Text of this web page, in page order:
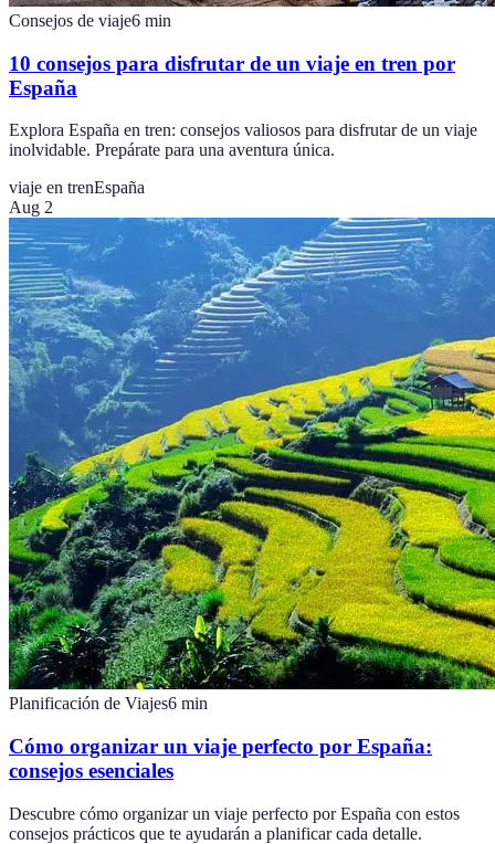
Consejos de viaje6 min
10 consejos para disfrutar de un viaje en tren por
España
Explora España en tren: consejos valiosos para disfrutar de un viaje
inolvidable. Prepárate para una aventura única.
viaje en trenEspaña
Aug 2
Planificación de Viajes6 min
Cómo organizar un viaje perfecto por España:
consejos esenciales
Descubre cómo organizar un viaje perfecto por España con estos
consejos prácticos que te ayudarán a planificar cada detalle.